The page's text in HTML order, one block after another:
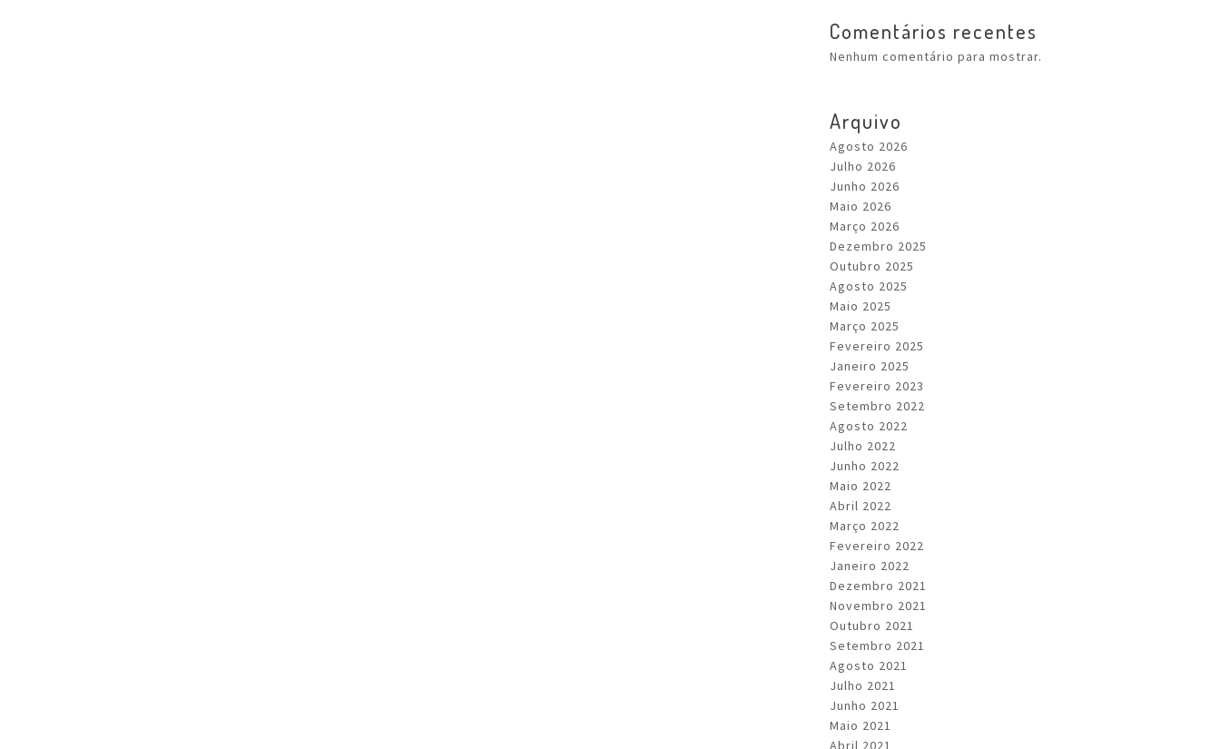
Comentários recentes
Nenhum comentário para mostrar.
Arquivo
Agosto 2026
Julho 2026
Junho 2026
Maio 2026
Março 2026
Dezembro 2025
Outubro 2025
Agosto 2025
Maio 2025
Março 2025
Fevereiro 2025
Janeiro 2025
Fevereiro 2023
Setembro 2022
Agosto 2022
Julho 2022
Junho 2022
Maio 2022
Abril 2022
Março 2022
Fevereiro 2022
Janeiro 2022
Dezembro 2021
Novembro 2021
Outubro 2021
Setembro 2021
Agosto 2021
Julho 2021
Junho 2021
Maio 2021
Abril 2021